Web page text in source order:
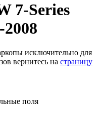
7-Series
исключительно для
вернитесь на страницу
поля